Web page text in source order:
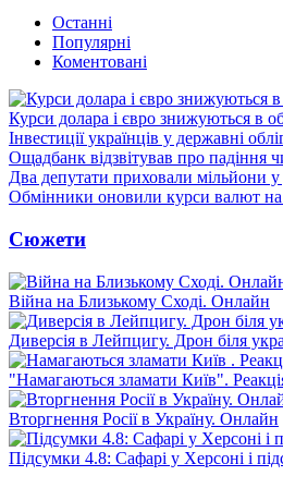
Останні
Популярні
Коментовані
Курси долара і євро знижуються в
Інвестиції українців у державні
Ощадбанк відзвітував про падіння
Два депутати приховали мільйони у
Обмінники оновили курси валют на
Сюжети
Війна на Близькому Сході. Онлайн
Диверсія в Лейпцигу. Дрон біля
"Намагаються зламати Київ".
Вторгнення Росії в Україну. Онлайн
Підсумки 4.8: Сафарі у Херсоні і